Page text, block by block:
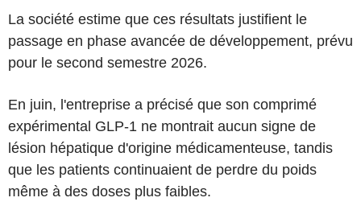
La société estime que ces résultats justifient le
passage en phase avancée de développement, prévu
pour le second semestre 2026.
En juin, l'entreprise a précisé que son comprimé
expérimental GLP-1 ne montrait aucun signe de
lésion hépatique d'origine médicamenteuse, tandis
que les patients continuaient de perdre du poids
même à des doses plus faibles.